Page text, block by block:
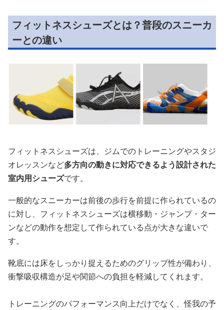
フィットネスシューズとは？普段のスニーカ
ーとの違い
フィットネスシューズは、ジムでのトレーニングやスタジ
オレッスンなど多方向の動きに対応できるよう設計された
室内用シューズです。
一般的なスニーカーは前後の歩行を前提に作られているの
に対し、フィットネスシューズは横移動・ジャンプ・ター
ンなどの動作を想定して作られている点が大きな違いで
す。
靴底には床をしっかり捉えるためのグリップ性が備わり、
衝撃吸収構造が足や関節への負担を軽減してくれます。
トレーニングのパフォーマンス向上だけでなく、怪我の予